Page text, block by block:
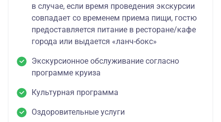
в случае, если время проведения экскурсии
совпадает со временем приема пищи, гостю
предоставляется питание в ресторане/кафе
города или выдается «ланч-бокс»
Экскурсионное обслуживание согласно
программе круиза
Культурная программа
Оздоровительные услуги